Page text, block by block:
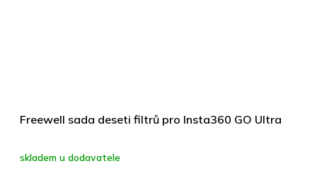
Freewell sada deseti filtrů pro Insta360 GO Ultra
skladem u dodavatele